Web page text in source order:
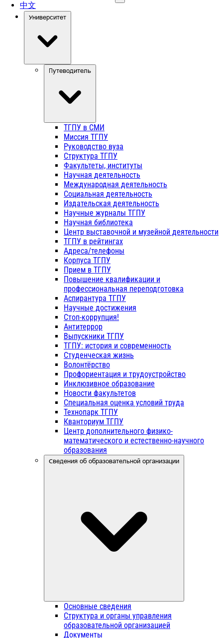
中文
Университет
Путеводитель
ТГПУ в СМИ
Миссия ТГПУ
Руководство вуза
Структура ТГПУ
Факультеты, институты
Научная деятельность
Международная деятельность
Социальная деятельность
Издательская деятельность
Научные журналы ТГПУ
Научная библиотека
Центр выставочной и музейной деятельности
ТГПУ в рейтингах
Адреса/телефоны
Корпуса ТГПУ
Прием в ТГПУ
Повышение квалификации и
профессиональная переподготовка
Аспирантура ТГПУ
Научные достижения
Стоп-коррупция!
Антитеррор
Выпускники ТГПУ
ТГПУ: история и современность
Студенческая жизнь
Волонтёрство
Профориентация и трудоустройство
Инклюзивное образование
Новости факультетов
Специальная оценка условий труда
Технопарк ТГПУ
Кванториум ТГПУ
Центр дополнительного физико-
математического и естественно-научного
образования
Сведения об образовательной организации
Основные сведения
Структура и органы управления
образовательной организацией
Документы